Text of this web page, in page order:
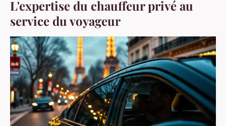
L'expertise du chauffeur privé au
service du voyageur